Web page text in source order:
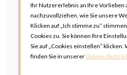
Ihr Nutzererlebnis an Ihre Vorlieben
nachzuvollziehen, wie Sie unsere
Klicken auf „Ich stimme zu“
Cookies zu. Sie können Ihre
Sie auf „Cookies einstellen“
finden Sie in unserer